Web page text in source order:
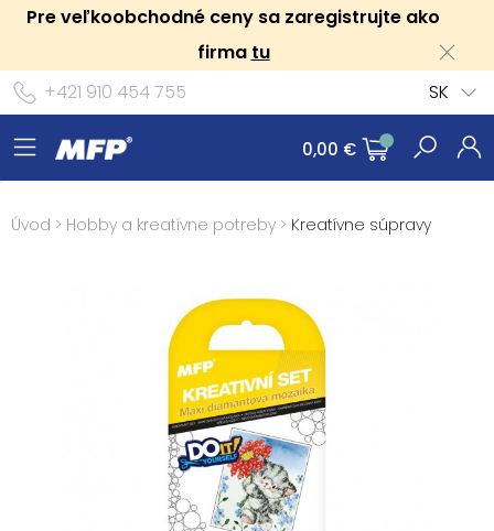
Pre veľkoobchodné ceny sa zaregistrujte ako
firma tu
+421 910 454 755
SK
0,00 €
Úvod > Hobby a kreatívne potreby > Kreatívne súpravy